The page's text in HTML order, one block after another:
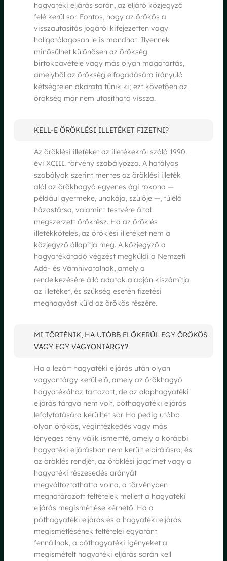
hagyatéki eljárás során, az eljáró közjegyző
felé kerül sor. Fontos, hogy az örökös a
visszautasítás jogáról kifejezetten vagy
hallgatólagosan le is mondhat. Ilyennek
minősülhet különösen az örökség
birtokbavétele vagy más olyan magatartás,
amelyből az örökség elfogadására irányuló
kétségtelen akarata tűnik ki; ezt követően az
örökség már nem utasítható vissza.
KELL-E ÖRÖKLÉSI ILLETÉKET FIZETNI?
Az öröklési illetéket az illetékekről szóló 1990.
évi XCIII. törvény szabályozza. A hatályos
szabályok szerint mentes az öröklési illeték
alól az örökhagyó egyenes ági rokona —
például gyermeke, unokája, szülője —, túlélő
házastársa, valamint testvére által
megszerzett örökrész. Ha az öröklés
illetékköteles, az öröklési illetéket nem a
közjegyző állapítja meg. A közjegyző a
hagyatékátadó végzést megküldi a Nemzeti
Adó- és Vámhivatalnak, amely a
rendelkezésére álló adatok alapján kiszámítja
az illetéket, és szükség esetén fizetési
meghagyást küld az örökös részére.
MI TÖRTÉNIK, HA UTÓBB ELŐKERÜL EGY ÖRÖKÖS
VAGY EGY VAGYONTÁRGY?
Ha a lezárt hagyatéki eljárás után olyan
vagyontárgy kerül elő, amely az örökhagyó
hagyatékához tartozott, de az alaphagyatéki
eljárás tárgya nem volt, póthagyatéki eljárás
lefolytatására kerülhet sor. Ha pedig utóbb
olyan örökös, végintézkedés vagy más
lényeges tény válik ismertté, amely a korábbi
hagyatéki eljárásban nem került elbírálásra, és
az öröklés rendjét, az öröklési jogcímet vagy a
hagyatéki részesedés arányát
megváltoztathatta volna, a törvényben
meghatározott feltételek mellett a hagyatéki
eljárás megismétlése kérhető. Ha a
póthagyatéki eljárás és a hagyatéki eljárás
megismétlésének feltételei egyaránt
fennállnak, a póthagyatéki igényeket a
megismételt hagyatéki eljárás során kell